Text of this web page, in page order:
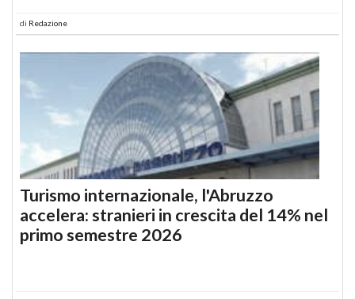
di Redazione
Turismo internazionale, l'Abruzzo
accelera: stranieri in crescita del 14% nel
primo semestre 2026